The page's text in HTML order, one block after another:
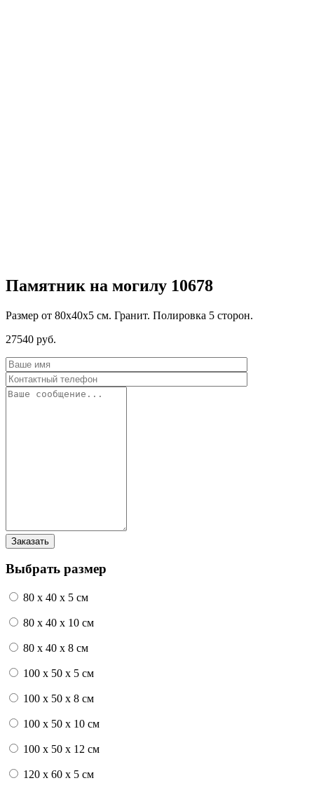
Памятник на могилу 10678
Размер от 80х40х5 см. Гранит. Полировка 5 сторон.
27540 руб.
Выбрать размер
80 x 40 x 5 см
80 x 40 x 10 см
80 x 40 x 8 см
100 x 50 x 5 см
100 х 50 х 8 см
100 x 50 x 10 см
100 x 50 x 12 см
120 x 60 x 5 см